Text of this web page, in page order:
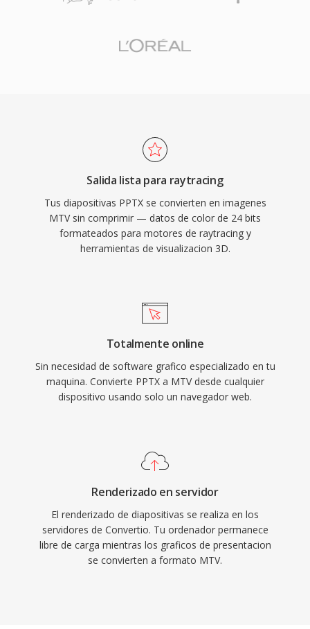
Salida lista para raytracing
Tus diapositivas PPTX se convierten en imagenes
MTV sin comprimir — datos de color de 24 bits
formateados para motores de raytracing y
herramientas de visualizacion 3D.
Totalmente online
Sin necesidad de software grafico especializado en tu
maquina. Convierte PPTX a MTV desde cualquier
dispositivo usando solo un navegador web.
Renderizado en servidor
El renderizado de diapositivas se realiza en los
servidores de Convertio. Tu ordenador permanece
libre de carga mientras los graficos de presentacion
se convierten a formato MTV.